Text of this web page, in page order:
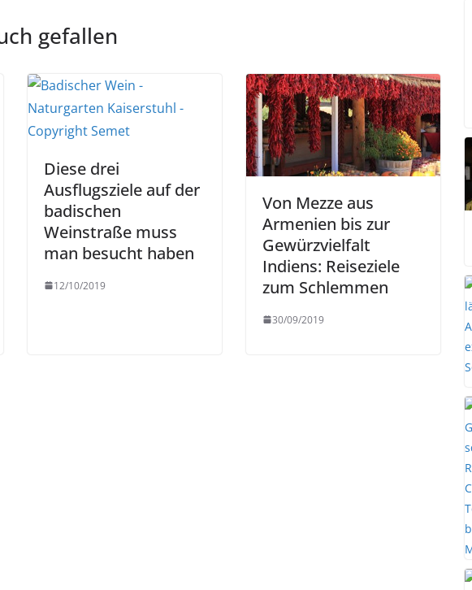
gefallen
Diese drei
Ausflugsziele auf der
badischen
Weinstraße muss
man besucht haben
12/10/2019
Von Mezze aus
Armenien bis zur
Gewürzvielfalt
Indiens: Reiseziele
zum Schlemmen
30/09/2019